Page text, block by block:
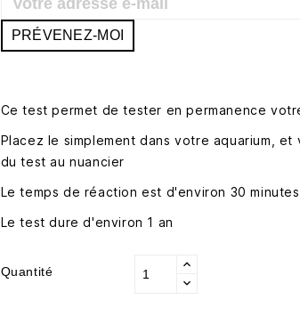
PRÉVENEZ-MOI
Ce test permet de tester en permanence
Placez le simplement dans votre aquarium,
du test au nuancier
Le temps de réaction est d'environ 30
Le test dure d'environ 1 an
Quantité